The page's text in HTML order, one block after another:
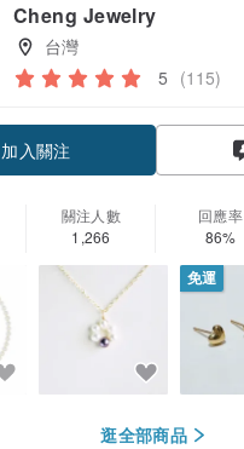
Cheng Jewelry
台灣
5 (115)
加入關注
關注人數
1,266
回應率
86%
免運
逛全部商品